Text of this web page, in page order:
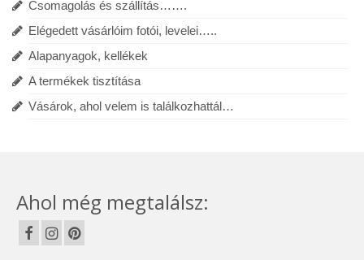
Csomagolás és szállítás…….
Elégedett vásárlóim fotói, levelei…..
Alapanyagok, kellékek
A termékek tisztítása
Vásárok, ahol velem is találkozhattál…
Ahol még megtalálsz: